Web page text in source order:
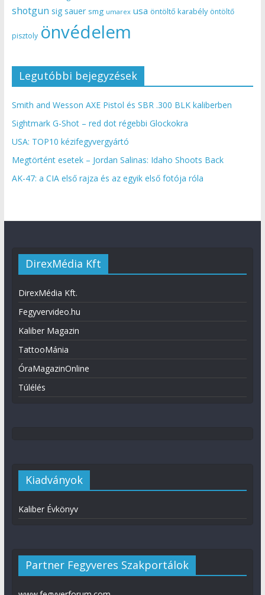
shotgun sig sauer smg umarex usa öntöltő karabély öntöltő
pisztoly önvédelem
Legutóbbi bejegyzések
Smith and Wesson AXE Pistol és SBR .300 BLK kaliberben
Sightmark G-Shot – red dot régebbi Glockokra
USA: TOP10 kézifegyvergyártó
Megtörtént esetek – Jordan Salinas: Idaho Shoots Back
AK-47: a CIA első rajza és az egyik első fotója róla
DirexMédia Kft
DirexMédia Kft.
Fegyvervideo.hu
Kaliber Magazin
TattooMánia
ÓraMagazinOnline
Túlélés
Kiadványok
Kaliber Évkönyv
Partner Fegyveres Szakportálok